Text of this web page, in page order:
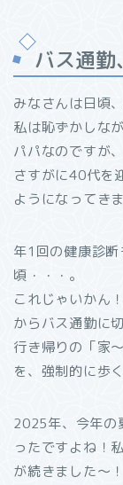
バス通勤
みなさんは日頃
私は恥ずかしな
パパなのですが、
さすがに40代を
ようになってき
年1回の健康診
頃・・・。
これじゃいかん
からバス通勤に
行き帰りの「家
を、強制的に歩
2025年、今年の
ったですよね！
が続きました～！